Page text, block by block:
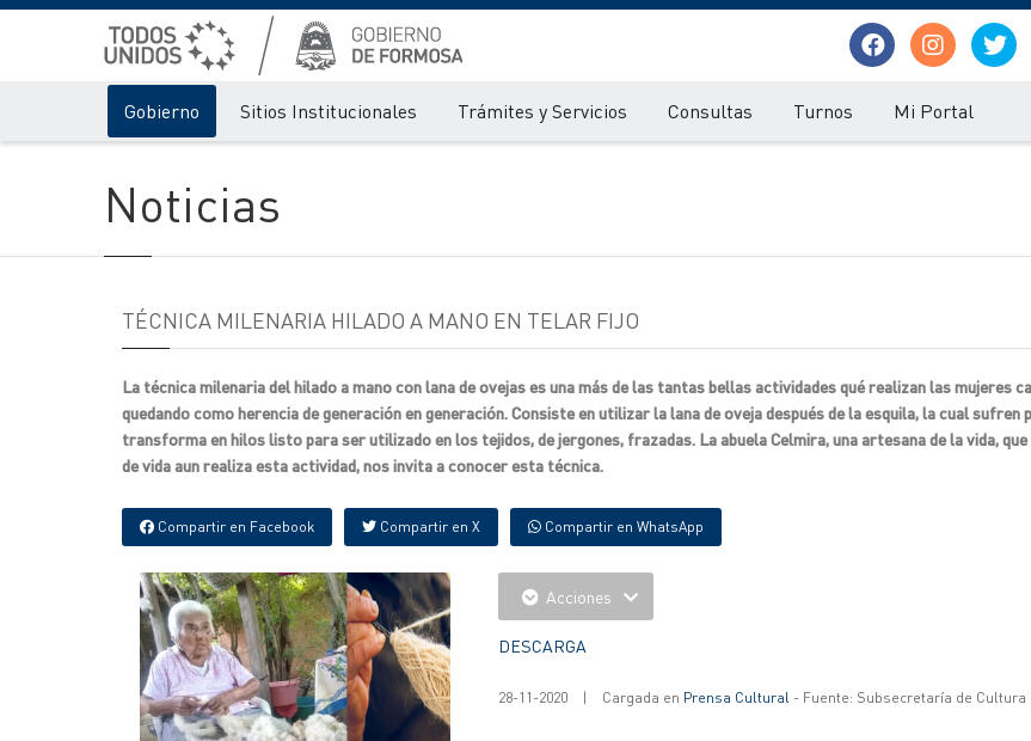
Gobierno Sitios Institucionales Trámites y Servicios Consultas Turnos Mi Portal
Noticias
TÉCNICA MILENARIA HILADO A MANO EN TELAR FIJO
La técnica milenaria del hilado a mano con lana de ovejas es una más de las tantas bellas actividades qué realizan las mujeres
quedando como herencia de generación en generación. Consiste en utilizar la lana de oveja después de la esquila, la cual sufren
transforma en hilos listo para ser utilizado en los tejidos, de jergones, frazadas. La abuela Celmira, una artesana de la vida, que
de vida aun realiza esta actividad, nos invita a conocer esta técnica.
Compartir en Facebook Compartir en X Compartir en WhatsApp
Acciones
DESCARGA
28-11-2020 | Cargada en Prensa Cultural- Fuente: Subsecretaría de Cultura